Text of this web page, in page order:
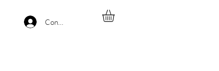
Connexion